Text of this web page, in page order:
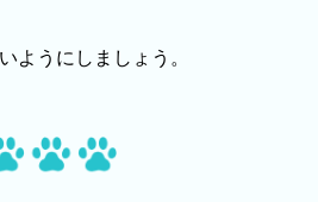
ようにしましょう。